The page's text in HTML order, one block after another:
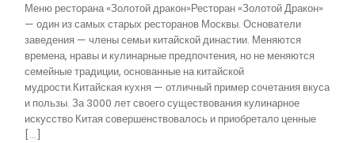
Меню ресторана «Золотой дракон»Ресторан «Золотой Дракон»
— один из самых старых ресторанов Москвы. Основатели
заведения — члены семьи китайской династии. Меняются
времена, нравы и кулинарные предпочтения, но не меняются
семейные традиции, основанные на китайской
мудрости.Китайская кухня — отличный пример сочетания вкуса
и пользы. За 3000 лет своего существования кулинарное
искусство Китая совершенствовалось и приобретало ценные
[…]